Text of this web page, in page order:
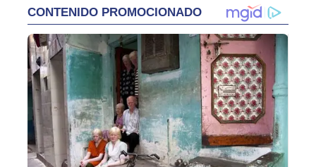
CONTENIDO PROMOCIONADO